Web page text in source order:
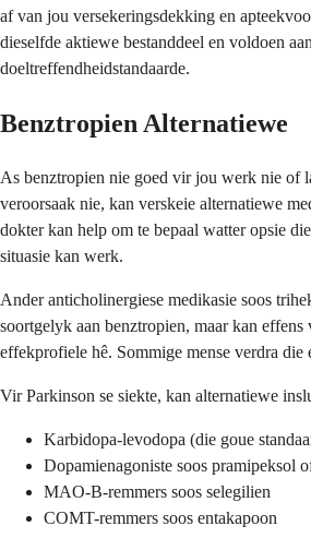
af van jou versekeringsdekking en
dieselfde aktiewe bestanddeel en voldoen
doeltreffendheidstandaarde.
Benztropien Alternatiewe
As benztropien nie goed vir jou werk nie of
veroorsaak nie, kan verskeie alternatiewe
dokter kan help om te bepaal watter opsie
situasie kan werk.
Ander anticholinergiese medikasie soos
soortgelyk aan benztropien, maar kan
effekprofiele hê. Sommige mense verdra die
Vir Parkinson se siekte, kan alternatiewe
Karbidopa-levodopa (die goue
Dopamienagoniste soos pramipeksol
MAO-B-remmers soos selegilien
COMT-remmers soos entakapoon